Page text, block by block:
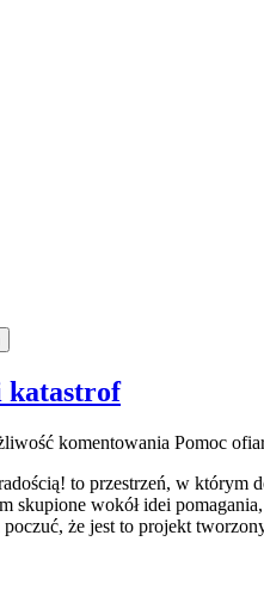
katastrof
komentowania Pomoc
to przestrzeń, w którym
skupione wokół idei
poczuć, że jest to projekt